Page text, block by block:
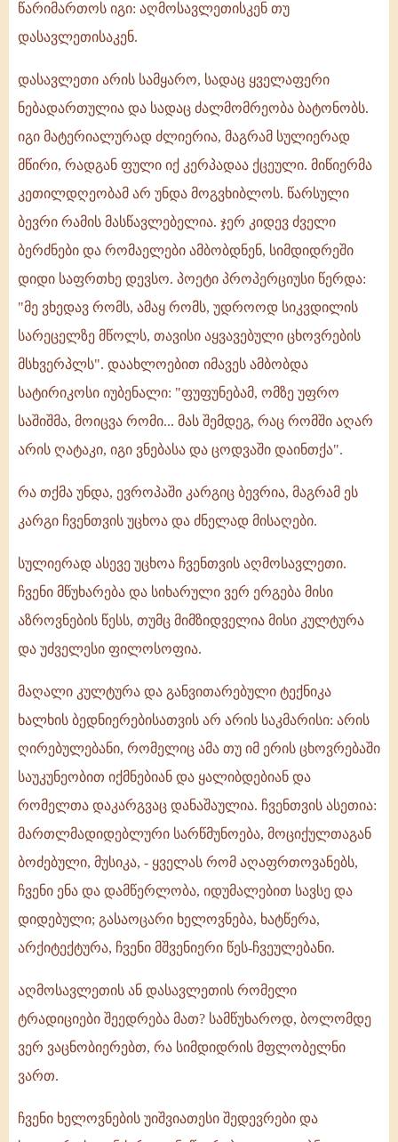
წარიმართოს იგი: აღმოსავლეთისკენ თუ
დასავლეთისაკენ.
დასავლეთი არის სამყარო, სადაც ყველაფერი
ნებადართულია და სადაც ძალმომრეობა ბატონობს.
იგი მატერიალურად ძლიერია, მაგრამ სულიერად
მწირი, რადგან ფული იქ კერპადაა ქცეული. მიწიერმა
კეთილდღეობამ არ უნდა მოგვხიბლოს. წარსული
ბევრი რამის მასწავლებელია. ჯერ კიდევ ძველი
ბერძნები და რომაელები ამბობდნენ, სიმდიდრეში
დიდი საფრთხე დევსო. პოეტი პროპერციუსი წერდა:
"მე ვხედავ რომს, ამაყ რომს, უდროოდ სიკვდილის
სარეცელზე მწოლს, თავისი აყვავებული ცხოვრების
მსხვერპლს". დაახლოებით იმავეს ამბობდა
სატირიკოსი იუბენალი: "ფუფუნებამ, ომზე უფრო
საშიშმა, მოიცვა რომი... მას შემდეგ, რაც რომში აღარ
არის ღატაკი, იგი ვნებასა და ცოდვაში დაინთქა".
რა თქმა უნდა, ევროპაში კარგიც ბევრია, მაგრამ ეს
კარგი ჩვენთვის უცხოა და ძნელად მისაღები.
სულიერად ასევე უცხოა ჩვენთვის აღმოსავლეთი.
ჩვენი მწუხარება და სიხარული ვერ ერგება მისი
აზროვნების წესს, თუმც მიმზიდველია მისი კულტურა
და უძველესი ფილოსოფია.
მაღალი კულტურა და განვითარებული ტექნიკა
ხალხის ბედნიერებისათვის არ არის საკმარისი: არის
ღირებულებანი, რომელიც ამა თუ იმ ერის ცხოვრებაში
საუკუნეობით იქმნებიან და ყალიბდებიან და
რომელთა დაკარგვაც დანაშაულია. ჩვენთვის ასეთია:
მართლმადიდებლური სარწმუნოება, მოციქულთაგან
ბოძებული, მუსიკა, - ყველას რომ აღაფრთოვანებს,
ჩვენი ენა და დამწერლობა, იდუმალებით სავსე და
დიდებული; გასაოცარი ხელოვნება, ხატწერა,
არქიტექტურა, ჩვენი მშვენიერი წეს-ჩვეულებანი.
აღმოსავლეთის ან დასავლეთის რომელი
ტრადიციები შეედრება მათ? სამწუხაროდ, ბოლომდე
ვერ ვაცნობიერებთ, რა სიმდიდრის მფლობელნი
ვართ.
ჩვენი ხელოვნების უიშვიათესი შედევრები და